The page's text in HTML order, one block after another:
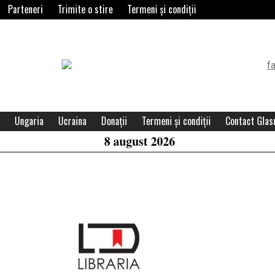
Parteneri Trimite o stire Termeni și condiții
Header
Area
Ungaria Ucraina Donații Termeni și condiții Contact
8 august 2026